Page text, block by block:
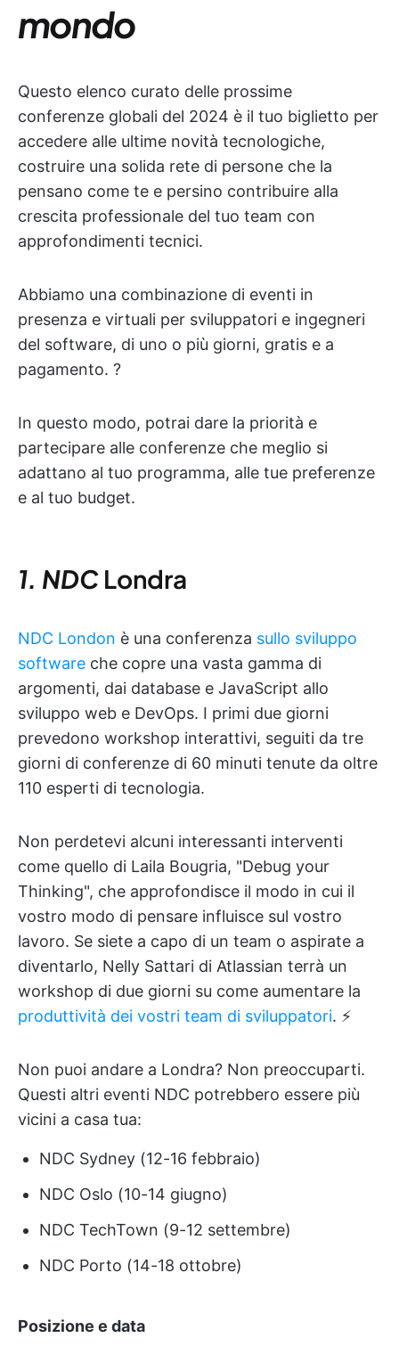
mondo
Questo elenco curato delle prossime
conferenze globali del 2024 è il tuo biglietto per
accedere alle ultime novità tecnologiche,
costruire una solida rete di persone che la
pensano come te e persino contribuire alla
crescita professionale del tuo team con
approfondimenti tecnici.
Abbiamo una combinazione di eventi in
presenza e virtuali per sviluppatori e ingegneri
del software, di uno o più giorni, gratis e a
pagamento. ?
In questo modo, potrai dare la priorità e
partecipare alle conferenze che meglio si
adattano al tuo programma, alle tue preferenze
e al tuo budget.
1. NDC Londra
NDC London è una conferenza sullo sviluppo
software che copre una vasta gamma di
argomenti, dai database e JavaScript allo
sviluppo web e DevOps. I primi due giorni
prevedono workshop interattivi, seguiti da tre
giorni di conferenze di 60 minuti tenute da oltre
110 esperti di tecnologia.
Non perdetevi alcuni interessanti interventi
come quello di Laila Bougria, "Debug your
Thinking", che approfondisce il modo in cui il
vostro modo di pensare influisce sul vostro
lavoro. Se siete a capo di un team o aspirate a
diventarlo, Nelly Sattari di Atlassian terrà un
workshop di due giorni su come aumentare la
produttività dei vostri team di sviluppatori. ⚡
Non puoi andare a Londra? Non preoccuparti.
Questi altri eventi NDC potrebbero essere più
vicini a casa tua:
NDC Sydney (12-16 febbraio)
NDC Oslo (10-14 giugno)
NDC TechTown (9-12 settembre)
NDC Porto (14-18 ottobre)
Posizione e data